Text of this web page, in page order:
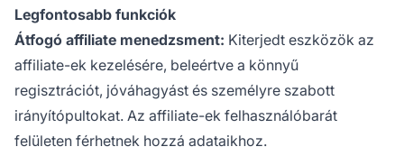
Legfontosabb funkciók
Átfogó affiliate menedzsment: Kiterjedt eszközök az
affiliate-ek kezelésére, beleértve a könnyű
regisztrációt, jóváhagyást és személyre szabott
irányítópultokat. Az affiliate-ek felhasználóbarát
felületen férhetnek hozzá adataikhoz.